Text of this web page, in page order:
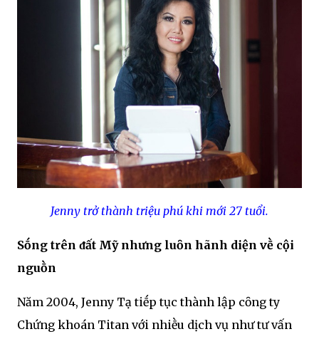
Jenny trở thành triệu phú khi mới 27 tuổi.
Sṓng trên ᵭất Mỹ nhưng luȏn hãnh diện vḕ cội
nguṑn
Năm 2004, Jenny Tạ tiḗp tục thành lập cȏng ty
Chứng khoán Titan với nhiḕu dịch vụ như tư vấn